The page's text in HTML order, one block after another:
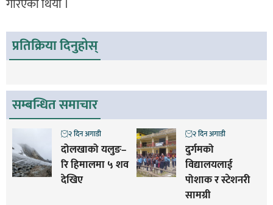
गरिएको थियो ।
प्रतिक्रिया दिनुहोस्
सम्बन्धित समाचार
दोलखाको यलुङ–
रि हिमालमा ५ शव
देखिए
२ दिन अगाडी
दुर्गमको
विद्यालयलाई
पोशाक र स्टेशनरी
सामग्री
२ दिन अगाडी